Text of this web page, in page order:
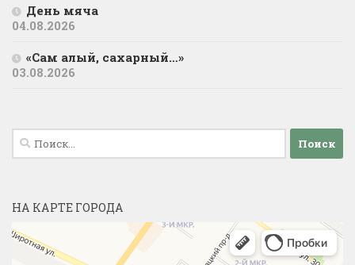
День мяча
04.08.2026
«Сам алый, сахарный…»
03.08.2026
Найти:
НА КАРТЕ ГОРОДА